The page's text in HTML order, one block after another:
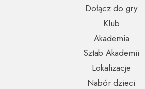
Nabór dzieci
Lokalizacje
Sztab Akademii
Dołącz do gry
Akademia
Klub